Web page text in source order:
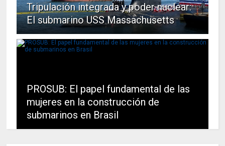
Tripulación integrada y poder nuclear:
El submarino USS Massachusetts
PROSUB: El papel fundamental de las
mujeres en la construcción de
submarinos en Brasil